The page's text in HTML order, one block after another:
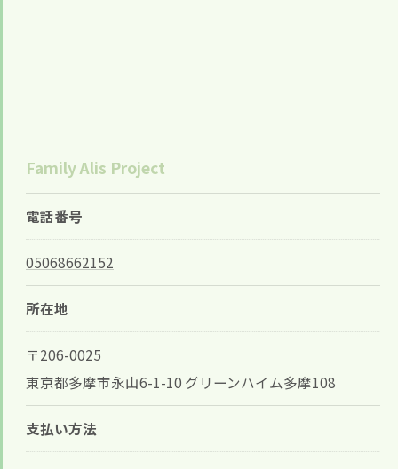
Family Alis Project
電話番号
05068662152
所在地
〒206-0025
東京都多摩市永山6-1-10 グリーンハイム多摩108
支払い方法